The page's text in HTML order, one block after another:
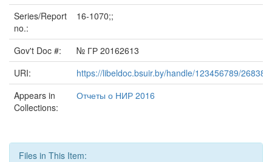
Series/Report
no.:
16-1070;;
Gov't Doc #:
№ ГР 20162613
URI:
https://libeldoc.bsuir.by/handle/123456789/26838
Appears in
Collections:
Отчеты о НИР 2016
Files in This Item: